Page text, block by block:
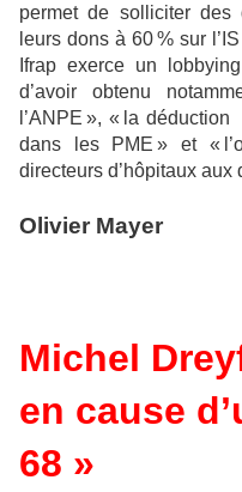
permet de solliciter des
leurs dons à 60 % sur
Ifrap exerce un
d’avoir obtenu
l’ANPE », « la
dans les PME » et «
directeurs d’hôpitaux aux
Olivier Mayer
Michel
en cause
68 »